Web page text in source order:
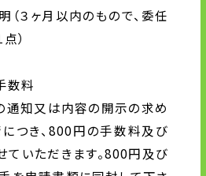
３ヶ月以内のもので、委任
）
数料
通知又は内容の開示の求め
につき、800円の手数料及び
ていただきます。800円及び